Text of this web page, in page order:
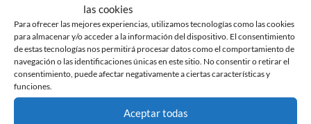
las cookies
Para ofrecer las mejores experiencias, utilizamos tecnologías como las cookies
para almacenar y/o acceder a la información del dispositivo. El consentimiento
de estas tecnologías nos permitirá procesar datos como el comportamiento de
navegación o las identificaciones únicas en este sitio. No consentir o retirar el
consentimiento, puede afectar negativamente a ciertas características y
funciones.
Aceptar todas